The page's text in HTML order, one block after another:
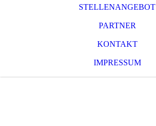
STELLENANGEBOT
PARTNER
KONTAKT
IMPRESSUM